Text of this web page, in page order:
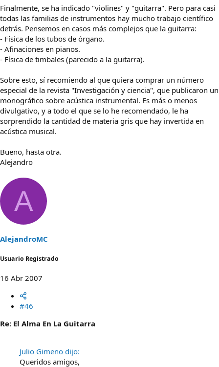
Finalmente, se ha indicado "violines" y "guitarra". Pero para casi
todas las familias de instrumentos hay mucho trabajo científico
detrás. Pensemos en casos más complejos que la guitarra:
- Física de los tubos de órgano.
- Afinaciones en pianos.
- Física de timbales (parecido a la guitarra).
Sobre esto, sí recomiendo al que quiera comprar un número
especial de la revista "Investigación y ciencia", que publicaron un
monográfico sobre acústica instrumental. Es más o menos
divulgativo, y a todo el que se lo he recomendado, le ha
sorprendido la cantidad de materia gris que hay invertida en
acústica musical.
Bueno, hasta otra.
Alejandro
A
AlejandroMC
Usuario Registrado
16 Abr 2007
#46
Re: El Alma En La Guitarra
Julio Gimeno dijo:
Queridos amigos,